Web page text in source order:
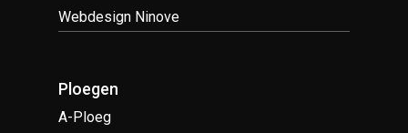
Webdesign Ninove
Ploegen
A-Ploeg